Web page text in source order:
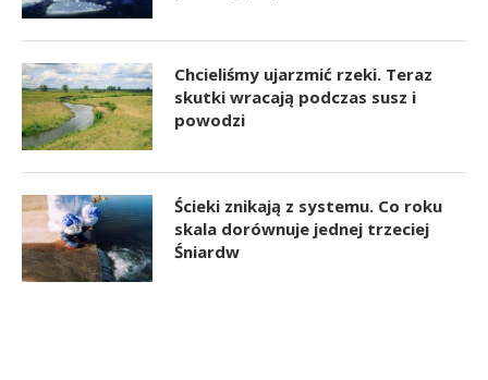
Chcieliśmy ujarzmić rzeki. Teraz
skutki wracają podczas susz i
powodzi
Ścieki znikają z systemu. Co roku
skala dorównuje jednej trzeciej
Śniardw